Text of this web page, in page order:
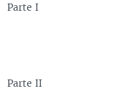
Parte I
Parte II